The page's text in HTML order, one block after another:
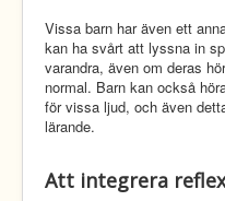
Vissa barn har även ett
kan ha svårt att lyssna in
varandra, även om deras
normal. Barn kan också
för vissa ljud, och även
lärande.
Att integrera